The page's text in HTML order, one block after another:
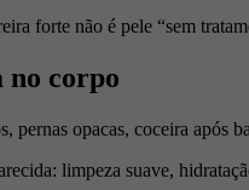
forte não é pele “sem
corpo
pernas opacas, coceira após
limpeza suave,